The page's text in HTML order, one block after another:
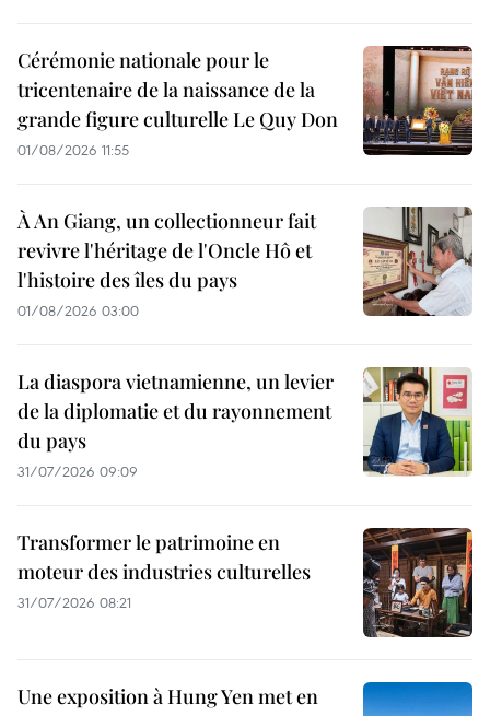
Cérémonie nationale pour le
tricentenaire de la naissance de la
grande figure culturelle Le Quy Don
01/08/2026 11:55
À An Giang, un collectionneur fait
revivre l'héritage de l'Oncle Hô et
l'histoire des îles du pays
01/08/2026 03:00
La diaspora vietnamienne, un levier
de la diplomatie et du rayonnement
du pays
31/07/2026 09:09
Transformer le patrimoine en
moteur des industries culturelles
31/07/2026 08:21
Une exposition à Hung Yen met en